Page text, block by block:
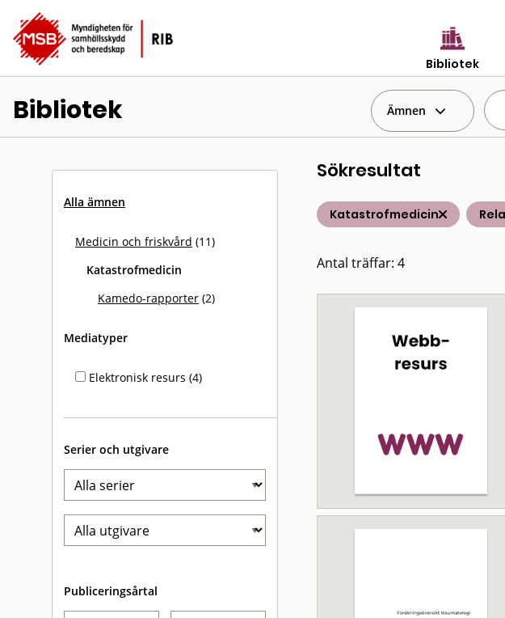
Bibliotek
Bibliotek Ämnen
Alla ämnen
Medicin och friskvård (11)
Katastrofmedicin
Kamedo-rapporter (2)
Mediatyper
Elektronisk resurs (4)
Serier och utgivare
Publiceringsårtal
Sökresultat
Katastrofmedicin
Antal träffar: 4